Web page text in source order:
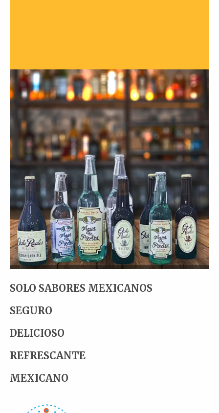
SOLO SABORES MEXICANOS
SEGURO
DELICIOSO
REFRESCANTE
MEXICANO